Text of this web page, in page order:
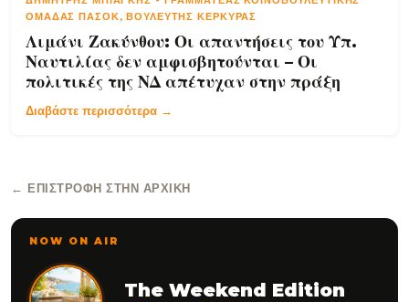
ΟΜΆΔΑΣ ΠΑΣΟΚ, ΒΟΥΛΕΥΤΉΣ ΚΈΡΚΥΡΑΣ
Λιμάνι Ζακύνθου: Οι απαντήσεις του Υπ.
Ναυτιλίας δεν αμφισβητούνται – Οι
πολιτικές της ΝΔ απέτυχαν στην πράξη
Διαβάστε περισσότερα →
← ΕΠΙΣΤΡΟΦΉ ΣΤΗΝ ΑΡΧΙΚΉ
NOW ON AIR
The Weekend Edition